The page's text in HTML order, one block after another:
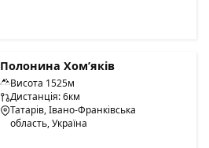
Полонина Хом’яків
Висота 1525м
Дистанція: 6км
Татарів, Івано-Франківська
область, Україна